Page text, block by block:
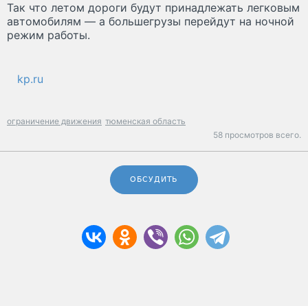
Так что летом дороги будут принадлежать легковым
автомобилям — а большегрузы перейдут на ночной
режим работы.
kp.ru
ограничение движения тюменская область
58 просмотров всего.
ОБСУДИТЬ